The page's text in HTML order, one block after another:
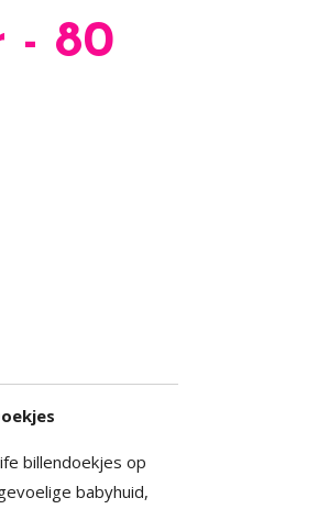
- 80
billendoekjes op
babyhuid,